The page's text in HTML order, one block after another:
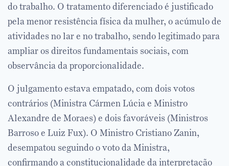
do trabalho. O tratamento diferenciado é justificado
pela menor resistência física da mulher, o acúmulo de
atividades no lar e no trabalho, sendo legitimado para
ampliar os direitos fundamentais sociais, com
observância da proporcionalidade.
O julgamento estava empatado, com dois votos
contrários (Ministra Cármen Lúcia e Ministro
Alexandre de Moraes) e dois favoráveis (Ministros
Barroso e Luiz Fux). O Ministro Cristiano Zanin,
desempatou seguindo o voto da Ministra,
confirmando a constitucionalidade da interpretação